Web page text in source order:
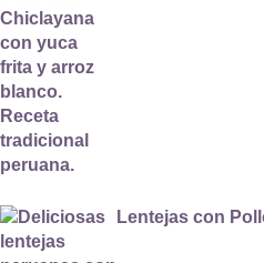
Lentejas con